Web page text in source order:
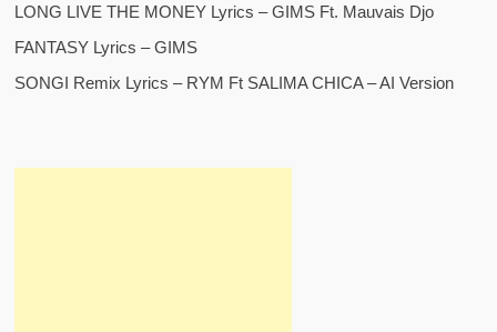
LONG LIVE THE MONEY Lyrics – GIMS Ft. Mauvais Djo
FANTASY Lyrics – GIMS
SONGI Remix Lyrics – RYM Ft SALIMA CHICA – AI Version